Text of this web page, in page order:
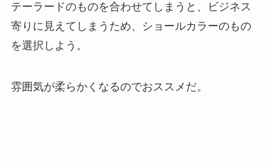
テーラードのものを合わせてしまうと、ビジネス
寄りに見えてしまうため、ショールカラーのもの
を選択しよう。
雰囲気が柔らかくなるのでおススメだ。